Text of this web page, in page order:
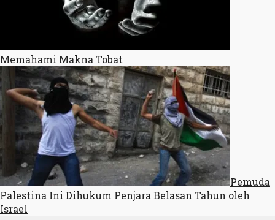
Memahami Makna Tobat
Pemuda
Palestina Ini Dihukum Penjara Belasan Tahun oleh
Israel